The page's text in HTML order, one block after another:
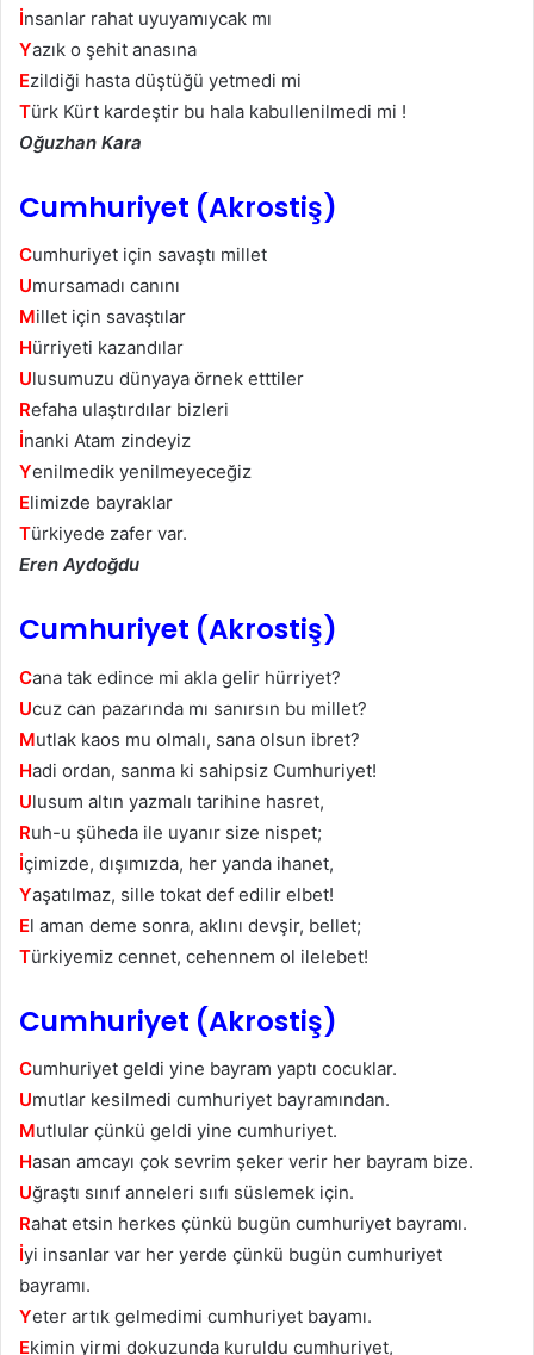
İnsanlar rahat uyuyamıycak mı
Yazık o şehit anasına
Ezildiği hasta düştüğü yetmedi mi
Türk Kürt kardeştir bu hala kabullenilmedi mi !
Oğuzhan Kara
Cumhuriyet (Akrostiş)
Cumhuriyet için savaştı millet
Umursamadı canını
Millet için savaştılar
Hürriyeti kazandılar
Ulusumuzu dünyaya örnek etttiler
Refaha ulaştırdılar bizleri
İnanki Atam zindeyiz
Yenilmedik yenilmeyeceğiz
Elimizde bayraklar
Türkiyede zafer var.
Eren Aydoğdu
Cumhuriyet (Akrostiş)
Cana tak edince mi akla gelir hürriyet?
Ucuz can pazarında mı sanırsın bu millet?
Mutlak kaos mu olmalı, sana olsun ibret?
Hadi ordan, sanma ki sahipsiz Cumhuriyet!
Ulusum altın yazmalı tarihine hasret,
Ruh-u şüheda ile uyanır size nispet;
İçimizde, dışımızda, her yanda ihanet,
Yaşatılmaz, sille tokat def edilir elbet!
El aman deme sonra, aklını devşir, bellet;
Türkiyemiz cennet, cehennem ol ilelebet!
Cumhuriyet (Akrostiş)
Cumhuriyet geldi yine bayram yaptı cocuklar.
Umutlar kesilmedi cumhuriyet bayramından.
Mutlular çünkü geldi yine cumhuriyet.
Hasan amcayı çok sevrim şeker verir her bayram bize.
Uğraştı sınıf anneleri sııfı süslemek için.
Rahat etsin herkes çünkü bugün cumhuriyet bayramı.
İyi insanlar var her yerde çünkü bugün cumhuriyet
bayramı.
Yeter artık gelmedimi cumhuriyet bayamı.
Ekimin yirmi dokuzunda kuruldu cumhuriyet,